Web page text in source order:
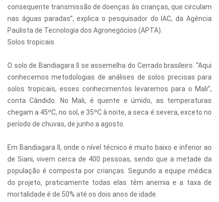
consequente transmissão de doenças às crianças, que circulam
nas águas paradas”, explica o pesquisador do IAC, da Agência
Paulista de Tecnologia dos Agronegócios (APTA).
Solos tropicais
O solo de Bandiagara II se assemelha do Cerrado brasileiro. “Aqui
conhecemos metodologias de análises de solos precisas para
solos tropicais, esses conhecimentos levaremos para o Mali”,
conta Cândido. No Mali, é quente e úmido, as temperaturas
chegam a 45ºC, no sol, e 35ºC à noite, a seca é severa, exceto no
período de chuvas, de junho a agosto.
Em Bandiagara II, onde o nível técnico é muito baixo e inferior ao
de Siani, vivem cerca de 400 pessoas, sendo que a metade da
população é composta por crianças. Segundo a equipe médica
do projeto, praticamente todas elas têm anemia e a taxa de
mortalidade é de 50% até os dois anos de idade.